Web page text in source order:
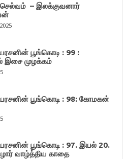
– இலக்குவனார்
பூங்கொடி : 99 :
இசை முழக்கம்
பூங்கொடி : 98: கோமகன்
பூங்கொடி : 97. இயல் 20.
வாழ்த்திய காதை